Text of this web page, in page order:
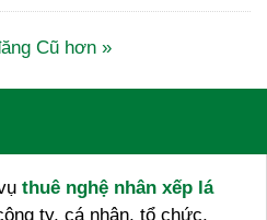
Cũ hơn »
thuê nghệ nhân xếp lá
ty, cá nhân, tổ chức,